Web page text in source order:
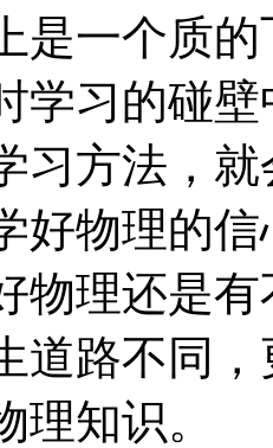
是一个质
学习的碰
习方法，
好物理的
物理还是
道路不同
理知识。